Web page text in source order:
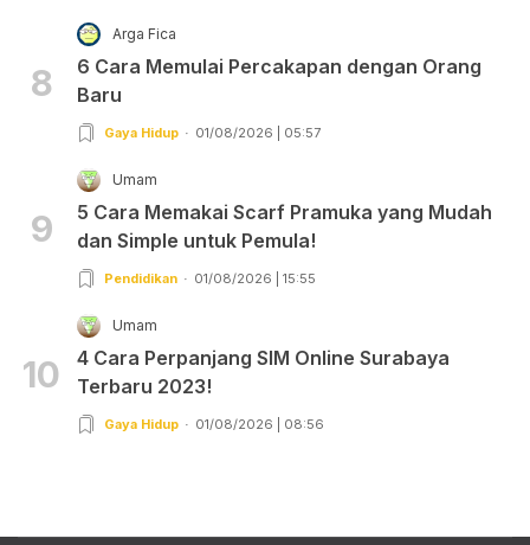
8
Arga Fica
6 Cara Memulai Percakapan dengan Orang
Baru
Gaya Hidup 01/08/2026 | 05:57
9
Umam
5 Cara Memakai Scarf Pramuka yang Mudah
dan Simple untuk Pemula!
Pendidikan 01/08/2026 | 15:55
10
Umam
4 Cara Perpanjang SIM Online Surabaya
Terbaru 2023!
Gaya Hidup 01/08/2026 | 08:56